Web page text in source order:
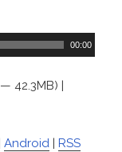
00:00
42.3MB) |
|Android RSS